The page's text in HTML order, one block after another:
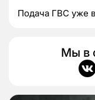
Подача ГВС уже
Мы в